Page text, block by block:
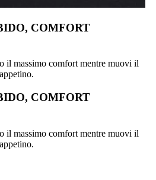
COMFORT
il massimo comfort mentre muovi il
COMFORT
il massimo comfort mentre muovi il